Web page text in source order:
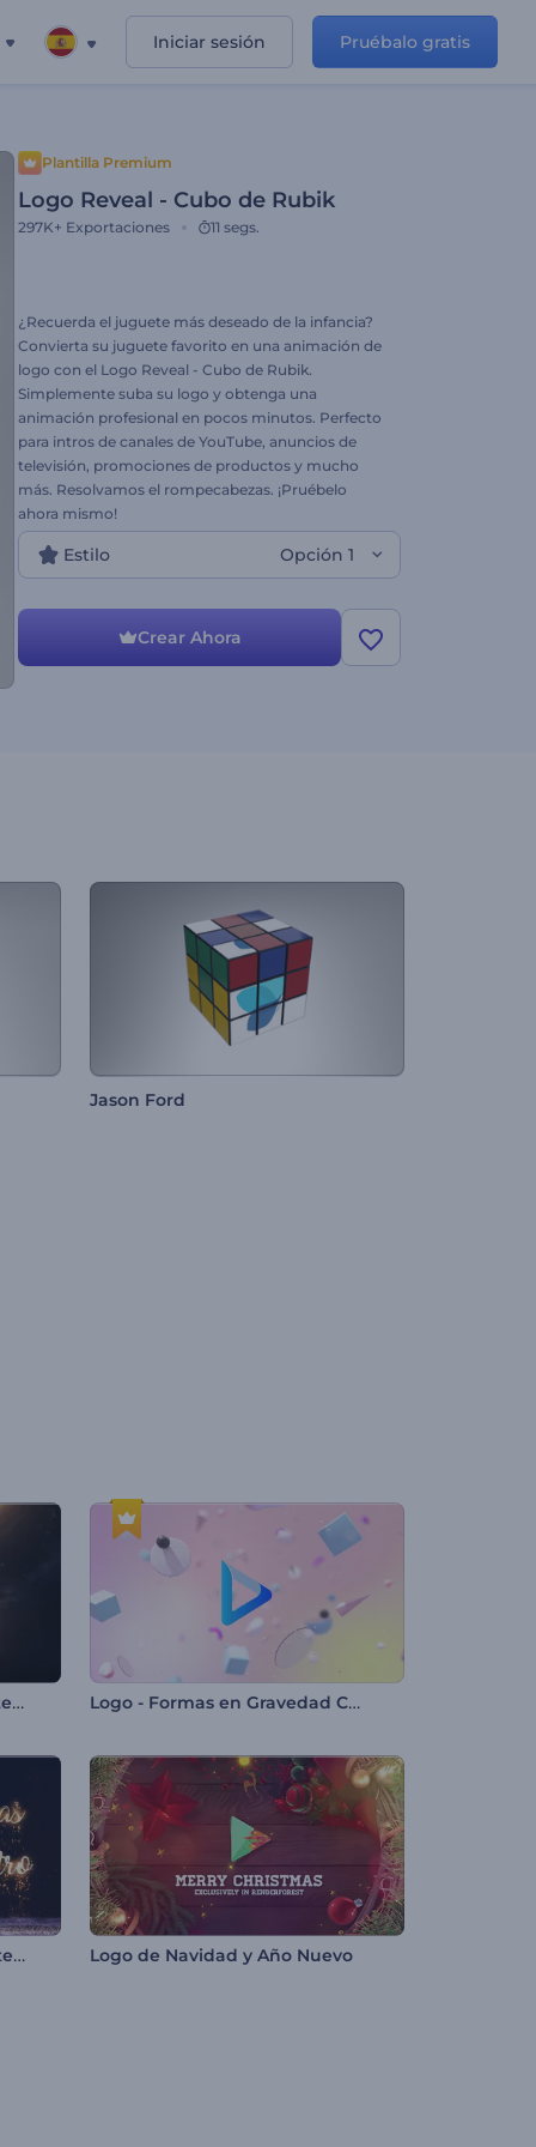
Iniciar sesión Pruébalo gratis
Plantilla Premium
Logo Reveal - Cubo de Rubik
297K+ Exportaciones 11 segs.
¿Recuerda el juguete más deseado de la infancia?
Convierta su juguete favorito en una animación de
logo con el Logo Reveal - Cubo de Rubik.
Simplemente suba su logo y obtenga una
animación profesional en pocos minutos. Perfecto
para intros de canales de YouTube, anuncios de
televisión, promociones de productos y mucho
más. Resolvamos el rompecabezas. ¡Pruébelo
ahora mismo!
Estilo Opción 1
Crear Ahora
Jason Ford
Logo Reveal - Fuego Intermitente Logo - Formas en Gravedad Cero
Intro - Árbol de Navidad Centelleante Logo de Navidad y Año Nuevo